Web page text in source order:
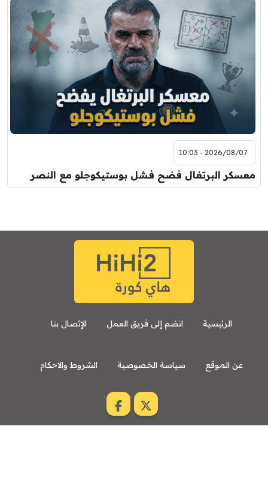
2026/08/07 - 10:03
معسكر البرتغال فضح فشل بوستيكوجلو مع النصر
الرئيسية انضم إلى فريق العمل الإتصال بنا
عن الموقع سياسة الخصوصية الشروط والاحكام